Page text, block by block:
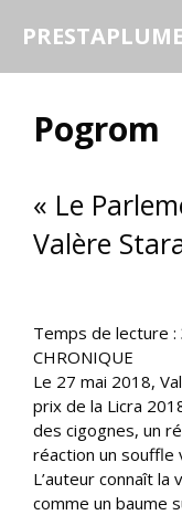
PRESTAPLUME
Pogrom
« Le
Valère
Temps de lecture :
CHRONIQUE
Le 27 mai 2018,
prix de la Licra
des cigognes, un
réaction un souffle
L’auteur connaît la
comme un baume